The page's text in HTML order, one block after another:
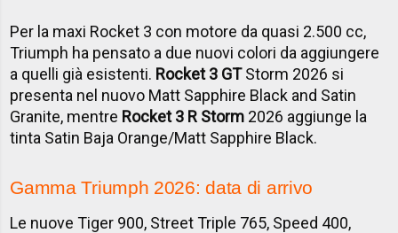
Per la maxi Rocket 3 con motore da quasi 2.500 cc,
Triumph ha pensato a due nuovi colori da aggiungere
a quelli già esistenti. Rocket 3 GTStorm 2026 si
presenta nel nuovo Matt Sapphire Black and Satin
Granite, mentre Rocket 3 R Storm 2026 aggiunge la
tinta Satin Baja Orange/Matt Sapphire Black.
Gamma Triumph 2026: data di arrivo
Le nuove Tiger 900, Street Triple 765, Speed 400,